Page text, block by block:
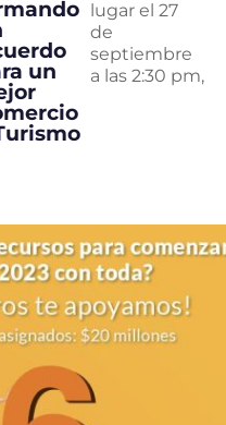
un
lugar el 27
de
septiembre
a las 2:30 pm,